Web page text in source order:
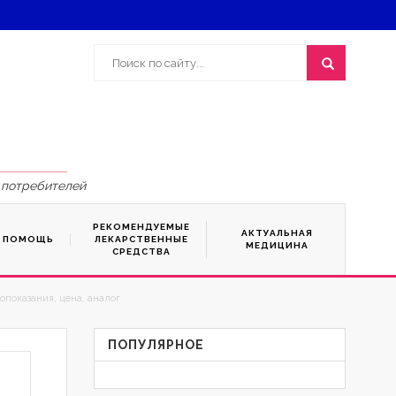
ПОМОЩЬ
РЕКОМЕНДУЕМЫЕ
ЛЕКАРСТВЕННЫЕ
СРЕДСТВА
АКТУАЛЬНАЯ
МЕДИЦИНА
цена, аналог
ПОПУЛЯРНОЕ